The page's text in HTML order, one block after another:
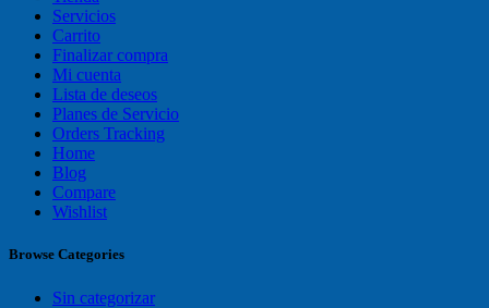
Servicios
Carrito
Finalizar compra
Mi cuenta
Lista de deseos
Planes de Servicio
Orders Tracking
Home
Blog
Compare
Wishlist
Browse Categories
Sin categorizar